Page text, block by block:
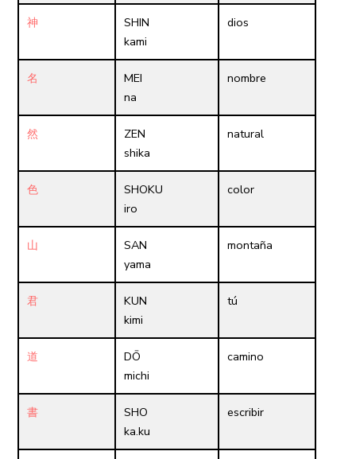
神
SHIN
kami
dios
名
MEI
na
nombre
然
ZEN
shika
natural
色
SHOKU
iro
color
山
SAN
yama
montaña
君
KUN
kimi
tú
道
DŌ
michi
camino
書
SHO
ka.ku
escribir